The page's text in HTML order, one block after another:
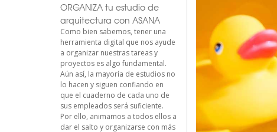
ORGANIZA tu estudio de
arquitectura con ASANA
Como bien sabemos, tener una
herramienta digital que nos ayude
a organizar nuestras tareas y
proyectos es algo fundamental.
Aún así, la mayoría de estudios no
lo hacen y siguen confiando en
que el cuaderno de cada uno de
sus empleados será suficiente.
Por ello, animamos a todos ellos a
dar el salto y organizarse con más